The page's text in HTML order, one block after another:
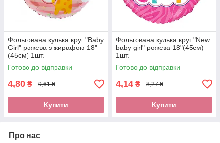
Фольгована кулька круг "Baby
Girl" рожева з жирафою 18"
(45см) 1шт.
Готово до відправки
4,80 ₴ 9,61 ₴
Купити
Фольгована кулька круг "New
baby girl" рожева 18"(45см)
1шт.
Готово до відправки
4,14 ₴ 8,27 ₴
Купити
Про нас